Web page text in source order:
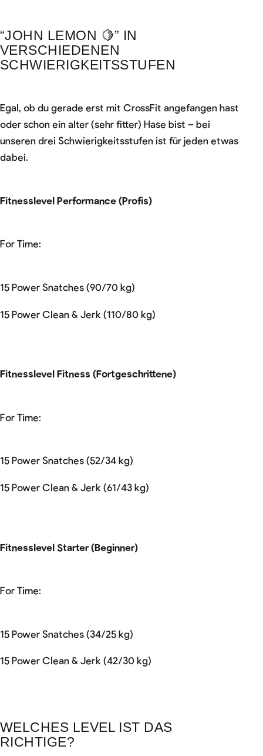
“JOHN LEMON 🍋” IN
VERSCHIEDENEN
SCHWIERIGKEITSSTUFEN
Egal, ob du gerade erst mit CrossFit angefangen hast
oder schon ein alter (sehr fitter) Hase bist – bei
unseren drei Schwierigkeitsstufen ist für jeden etwas
dabei.
Fitnesslevel Performance (Profis)
For Time:
15 Power Snatches (90/70 kg)
15 Power Clean & Jerk (110/80 kg)
Fitnesslevel Fitness (Fortgeschrittene)
For Time:
15 Power Snatches (52/34 kg)
15 Power Clean & Jerk (61/43 kg)
Fitnesslevel Starter (Beginner)
For Time:
15 Power Snatches (34/25 kg)
15 Power Clean & Jerk (42/30 kg)
WELCHES LEVEL IST DAS
RICHTIGE?